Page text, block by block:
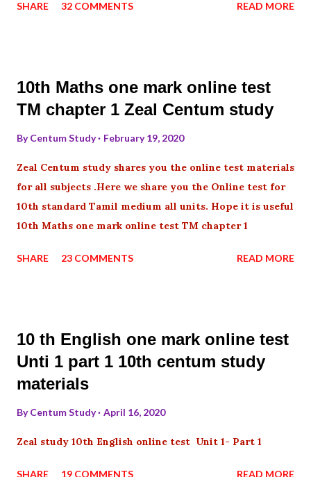
SHARE 32 COMMENTS READ MORE
10th Maths one mark online test
TM chapter 1 Zeal Centum study
ByCentum Study February 19, 2020
Zeal Centum study shares you the online test materials
for all subjects .Here we share you the Online test for
10th standard Tamil medium all units. Hope it is useful
10th Maths one mark online test TM chapter 1
SHARE 23 COMMENTS READ MORE
10 th English one mark online test
Unti 1 part 1 10th centum study
materials
ByCentum Study April 16, 2020
Zeal study 10th English online test Unit 1- Part 1
SHARE 19 COMMENTS READ MORE